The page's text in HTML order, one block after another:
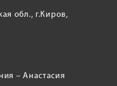
обл., г.Киров,
– Анастасия